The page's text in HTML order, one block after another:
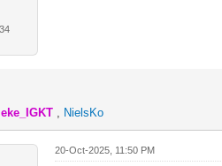
, NielsKo
20-Oct-2025, 11:50 PM